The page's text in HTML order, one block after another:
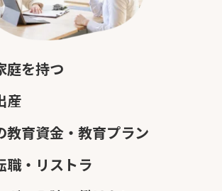
庭を持つ
産
教育資金・教育プラン
職・リストラ